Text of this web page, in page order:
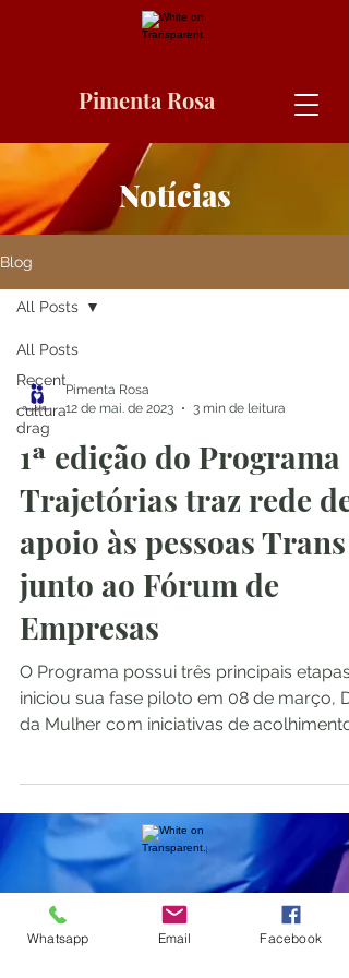
Pimenta Rosa
Notícias
Blog
All Posts
Recent
cultura
drag
All Posts
Pimenta Rosa
12 de mai. de 2023
3 min de leitura
1ª edição do Programa
Trajetórias traz rede de
apoio às pessoas Trans
junto ao Fórum de
Empresas
O Programa possui três principais etapas e
iniciou sua fase piloto em 08 de março, Dia
da Mulher com iniciativas de
Pimenta Rosa
Whatsapp Email Facebook